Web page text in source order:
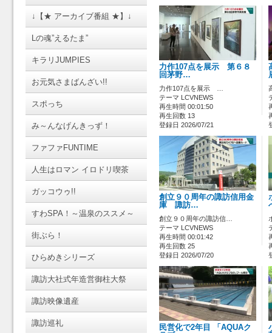
↓【★ アーカイブ番組 ★】↓
Lの魂”えるたま”
キラリJUMPIES
お元気さまばんざい!!
スポっち
み～んなげんきっず！
ファファFUNTIME
人生はロマン イロドリ喫茶
ガッコウゥ!!
すわSPA！～温泉のススメ～
街ぶら！
ひらめきシリーズ
諏訪大社式年造営御柱大祭
諏訪映像遺産
諏訪巡礼
力作107点を展示 第６８
回茅野…
力作107点を展示 …
テーマ LCVNEWS
再生時間 00:01:50
再生回数 13
登録日 2026/07/21
創立９０周年の諏訪信用金
庫 諏訪…
創立９０周年の諏訪信…
テーマ LCVNEWS
再生時間 00:01:42
再生回数 25
登録日 2026/07/20
民営化で2年目 「AQUAク